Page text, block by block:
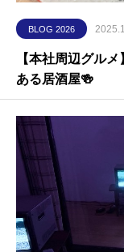
BLOG 2026
【本社周辺グル
ある居酒屋🍻